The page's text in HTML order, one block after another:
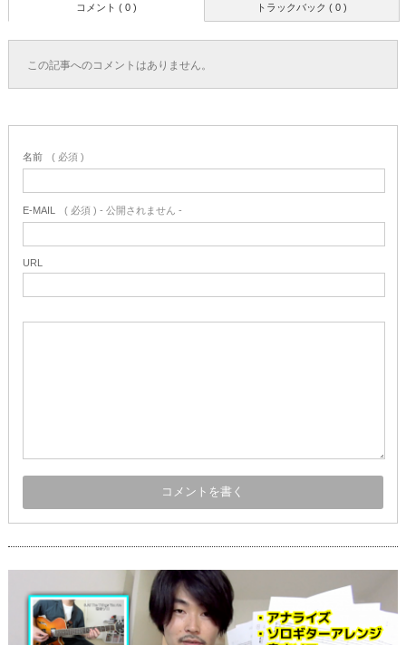
トラックバック ( 0 )
コメント ( 0 )
この記事へのコメントはありません。
名前 ( 必須 )
E-MAIL ( 必須 ) - 公開されません -
URL